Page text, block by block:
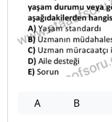
A B